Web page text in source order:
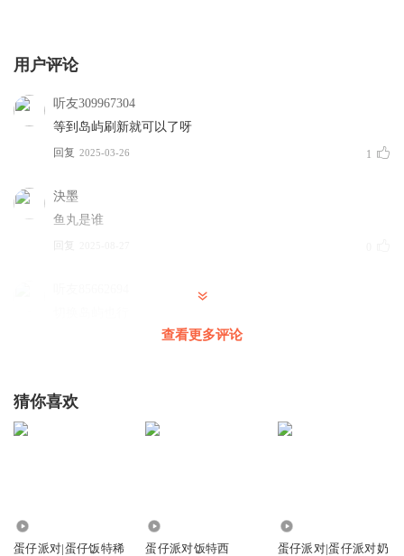
用户评论
听友309967304
等到岛屿刷新就可以了呀
回复 2025-03-26 1
決墨
鱼丸是谁
回复
开把巅峰就行
查看更多评论
猜你喜欢
蛋仔派对|蛋仔饭特稀 蛋仔派对饭特西
蛋仔派对|蛋仔派对奶